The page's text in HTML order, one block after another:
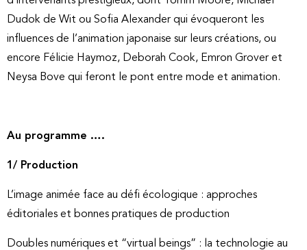
Dudok de Wit ou Sofia Alexander qui évoqueront les
influences de l’animation japonaise sur leurs créations, ou
encore Félicie Haymoz, Deborah Cook, Emron Grover et
Neysa Bove qui feront le pont entre mode et animation.
Au programme ….
1/ Production
L’image animée face au défi écologique : approches
éditoriales et bonnes pratiques de production
Doubles numériques et “virtual beings” : la technologie au